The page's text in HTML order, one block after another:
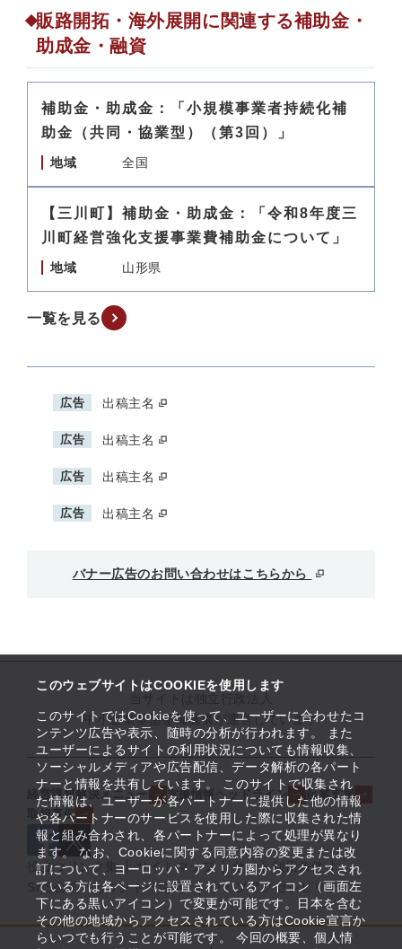
このウェブサイトはCOOKIEを使用します
このサイトではCookieを使って、ユーザーに合わせたコ
ンテンツ広告や表示、随時の分析が行われます。 また
ユーザーによるサイトの利用状況についても情報収集、
ソーシャルメディアや広告配信、データ解析の各パート
ナーと情報を共有しています。 このサイトで収集され
た情報は、ユーザーが各パートナーに提供した他の情報
や各パートナーのサービスを使用した際に収集された情
報と組み合わされ、各パートナーによって処理が異なり
ます。 なお、Cookieに関する同意内容の変更または改
訂について、ヨーロッパ・アメリカ圏からアクセスされ
ている方は各ページに設置されているアイコン（画面左
下にある黒いアイコン）で変更が可能です。日本を含む
その他の地域からアクセスされている方はCookie宣言か
らいつでも行うことが可能です。 今回の概要、個人情
販路開拓・海外展開に関連する補助金・
助成金・融資
補助金・助成金：「小規模事業者持続化補
助金（共同・協業型）（第3回）」
地域 全国
【三川町】補助金・助成金：「令和8年度三
川町経営強化支援事業費補助金について」
地域 山形県
一覧を見る
広告 出稿主名
広告 出稿主名
広告 出稿主名
広告 出稿主名
バナー広告のお問い合わせはこちらから
中小企業基盤整備機構が運営しています
経営課題解決メニュー 支援情報ヘッドライン
起業支援
取組事例
役立つリンク集 サイトマップ
サイト利用条件
SNS公式アカウント一覧
ウェブアクセシビリティ